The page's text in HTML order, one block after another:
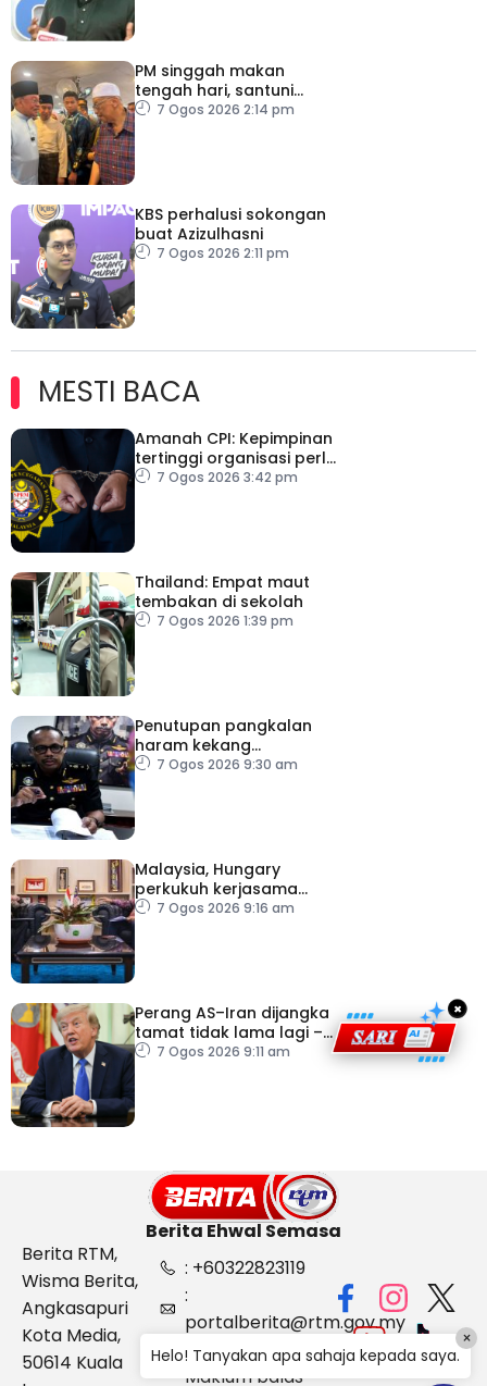
PM singgah makan
tengah hari, santuni
orang ramai di Alor
7 Ogos 2026 2:14 pm
KBS perhalusi sokongan
buat Azizulhasni
7 Ogos 2026 2:11 pm
MESTI BACA
Amanah CPI: Kepimpinan
tertinggi organisasi perlu
pacu reformasi radikal
7 Ogos 2026 3:42 pm
Thailand: Empat maut
tembakan di sekolah
7 Ogos 2026 1:39 pm
Penutupan pangkalan
haram kekang
penyeludupan di
7 Ogos 2026 9:30 am
Malaysia, Hungary
perkukuh kerjasama
sektor pertanian
7 Ogos 2026 9:16 am
Perang AS–Iran dijangka
tamat tidak lama lagi –
Trump
7 Ogos 2026 9:11 am
×
Berita Ehwal Semasa
Berita RTM,
Wisma Berita,
Angkasapuri
Kota Media,
50614 Kuala
: +60322823119
:
portalberita@rtm.gov.my
: Aduan &
Maklum balas
Helo! Tanyakan apa sahaja kepada saya.
×